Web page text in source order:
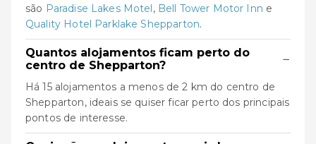
são Paradise Lakes Motel, Bell Tower Motor Inn e
Quality Hotel Parklake Shepparton.
Quantos alojamentos ficam perto do
centro de Shepparton?
−
Há 15 alojamentos a menos de 2 km do centro de
Shepparton, ideais se quiser ficar perto dos principais
pontos de interesse.